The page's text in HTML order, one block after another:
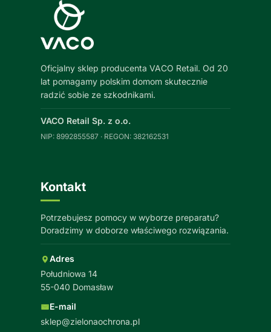
Oficjalny sklep producenta VACO Retail. Od 20
lat pomagamy polskim domom skutecznie
radzić sobie ze szkodnikami.
VACO Retail Sp. z o.o.
NIP: 8992855587 · REGON: 382162531
Kontakt
Potrzebujesz pomocy w wyborze preparatu?
Doradzimy w doborze właściwego rozwiązania.
Adres
Południowa 14
55-040 Domasław
E-mail
sklep@zielonaochrona.pl